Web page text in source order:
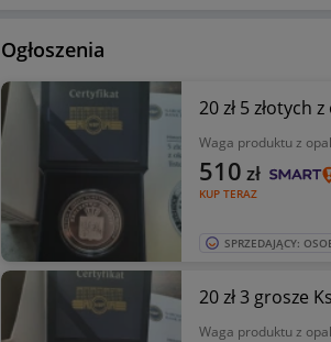
Ogłoszenia
20 zł 5
Waga produktu z
KUP TERAZ
510 zł
SPRZEDAJĄCY:
20 zł 3 grosze
Waga produktu z